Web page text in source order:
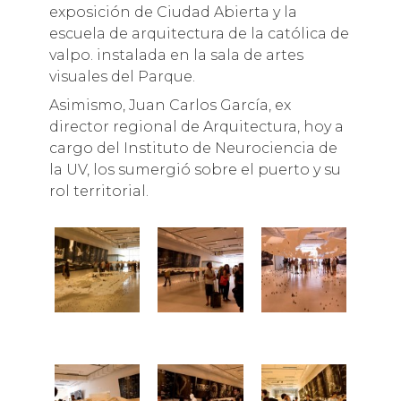
exposición de Ciudad Abierta y la
escuela de arquitectura de la católica de
valpo. instalada en la sala de artes
visuales del Parque.
Asimismo, Juan Carlos García, ex
director regional de Arquitectura, hoy a
cargo del Instituto de Neurociencia de
la UV, los sumergió sobre el puerto y su
rol territorial.